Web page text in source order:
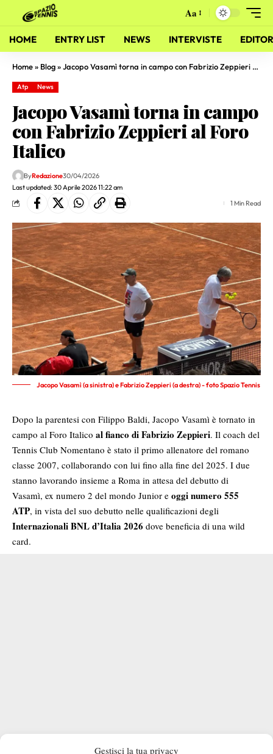
Gestisci la tua privacy
Aa
HOME ENTRY LIST NEWS INTERVISTE
Home» Blog»Jacopo Vasamì torna in campo con Fabrizio Zeppieri al Foro Italico
Atp News
Jacopo Vasamì torna in campo
con Fabrizio Zeppieri al Foro
Italico
Last updated: 30 Aprile 2026 11:22 am
ByRedazione30/04/2026
1 Min Read
Jacopo Vasamì (a sinistra) e Fabrizio Zeppieri (a destra) - foto Spazio Tennis
Dopo la parentesi con Filippo Baldi, Jacopo Vasamì è tornato in
campo al Foro Italico al fianco diFabrizio Zeppieri. Il coach del
Tennis Club Nomentano è stato il primo allenatore del romano
classe 2007, collaborando con lui fino alla fine del 2025. I due
stanno lavorando insieme a Roma in attesa del debutto di
Vasamì, ex numero 2 del mondo Junior e oggi numero 555
ATP, in vista del suo debutto nelle qualificazioni degli
Internazionali BNL d’Italia 2026 dove beneficia di una wild
card.